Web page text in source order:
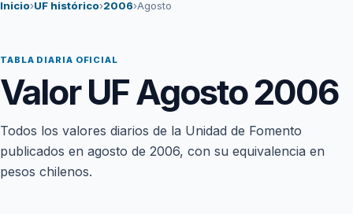
Inicio›UF histórico›2006›Agosto
TABLA DIARIA OFICIAL
Valor UF Agosto 2006
Todos los valores diarios de la Unidad de Fomento
publicados en agosto de 2006, con su equivalencia en
pesos chilenos.